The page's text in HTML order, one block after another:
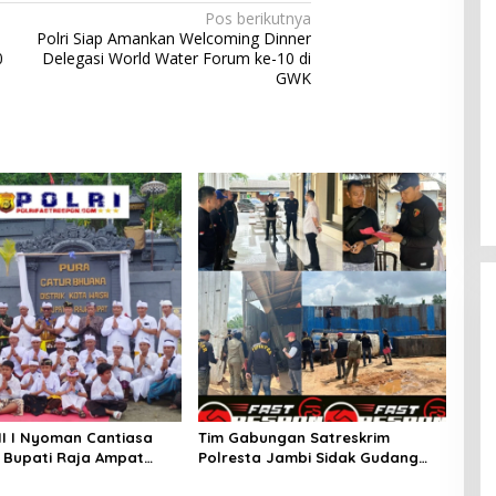
Pos berikutnya
Polri Siap Amankan Welcoming Dinner
Delegasi World Water Forum ke-10 di
GWK
I Nyoman Cantiasa
Bupati Raja Ampat
Tim Gabungan Satreskrim
Polresta Jambi Sidak Gudang
Bhayangkara ke 76
Di Politik, Polri | Juli 2, 2022